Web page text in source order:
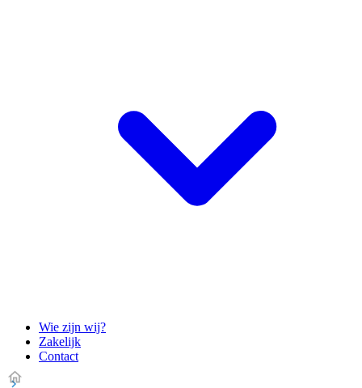
Wie zijn wij?
Zakelijk
Contact